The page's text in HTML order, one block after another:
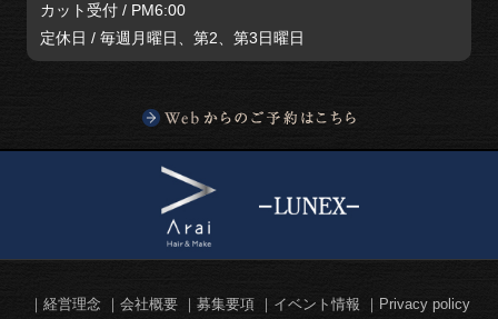
カット受付 / PM6:00
定休日 / 毎週月曜日、第2、第3日曜日
経営理念 会社概要 募集要項 イベント情報
Privacy policy